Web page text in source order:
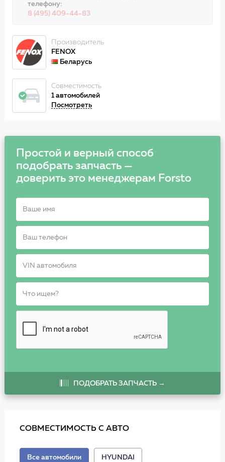
телефону:
8 (495) 409-44-83
Производитель
FENOX
Беларусь
Совместимость
1 автомобилей
Посмотреть
Простой и верный способ
подобрать запчасть —
доверить это менеджерам Forsto
ПОДОБРАТЬ ЗАПЧАСТЬ →
СОВМЕСТИМОСТЬ С АВТО
Все автомобили HYUNDAI